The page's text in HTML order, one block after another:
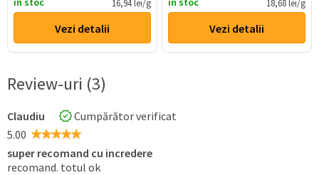
16,94 lei/g
Vezi detalii
18,68 lei/g
Vezi detalii
Review-uri (3)
Claudiu
Cumpărător verificat
5.00
super recomand cu incredere
recomand. totul ok